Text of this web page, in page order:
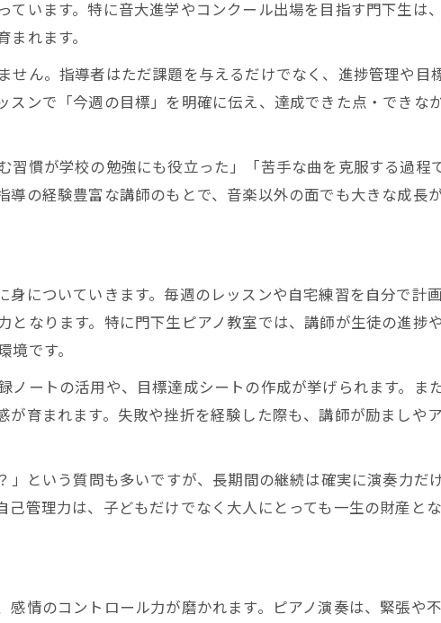
指導で身につくやり抜く力の磨き方
育投資としてのピアノ教室の価値
ノ教室の継続が将来を豊かにする理由
能力の成長が教育投資として注目される背景
ピアノ教室で非認知能力を高める体験談
学に繋がるピアノ教室選びのポイント
生が語るピアノ教室のやり抜く力の育成
ール実績が光る門下生指導の魅力
います。特に音大進学やコンクール出場を目指す門下生は
れます。
ん。指導者はただ課題を与えるだけでなく、進捗管理や目
ンで「今週の目標」を明確に伝え、達成できた点・できな
慣が学校の勉強にも役立った」「苦手な曲を克服する過程
の経験豊富な講師のもとで、音楽以外の面でも大きな成長が
についていきます。毎週のレッスンや自宅練習を自分で計
なります。特に門下生ピアノ教室では、講師が生徒の進捗
です。
ートの活用や、目標達成シートの作成が挙げられます。ま
育まれます。失敗や挫折を経験した際も、講師が励ましや
」という質問も多いですが、長期間の継続は確実に演奏力だ
管理力は、子どもだけでなく大人にとっても一生の財産とな
情のコントロール力が磨かれます。ピアノ演奏は、緊張や
お問い合わせはこちら
お問い合わせはこちら